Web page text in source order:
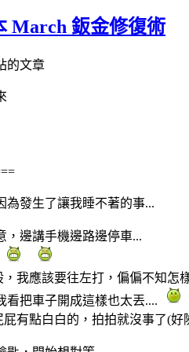
March 鈑金修復術
的文章
為發生了讓我睡不著的事...
，邊講手機邊路邊停車...
我應該要往左打，偏偏不知怎
看把車子開成這樣也太丟....
有點白白的，拍拍就沒事了(好